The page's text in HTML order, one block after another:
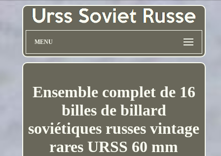
MENU
Ensemble complet de 16
billes de billard
soviétiques russes vintage
rares URSS 60 mm